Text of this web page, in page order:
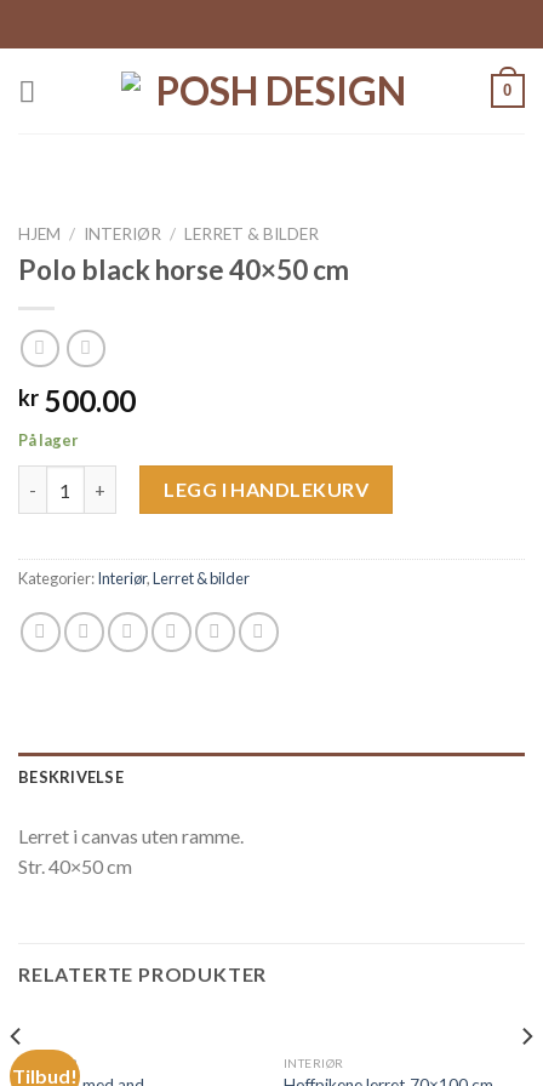
to
0
HJEM / INTERIØR / LERRET & BILDER
Polo black horse 40×50 cm
kr 500.00
På lager
LEGG I HANDLEKURV
Kategorier:Interiør,Lerret & bilder
BESKRIVELSE
Lerret i canvas uten ramme.
Str. 40×50 cm
RELATERTE PRODUKTER
Tilbud!
INTERIØR INTERIØR